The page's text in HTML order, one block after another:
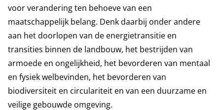
voor verandering ten behoeve van een
maatschappelijk belang. Denk daarbij onder andere
aan het doorlopen van de energietransitie en
transities binnen de landbouw, het bestrijden van
armoede en ongelijkheid, het bevorderen van mentaal
en fysiek welbevinden, het bevorderen van
biodiversiteit en circulariteit en van een duurzame en
veilige gebouwde omgeving.